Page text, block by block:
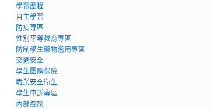
學習歷程
自主學習
防疫專區
性別平等教育專區
防制學生藥物濫用專區
交通安全
學生團體保險
職業安全衛生
學生申訴專區
內部控制